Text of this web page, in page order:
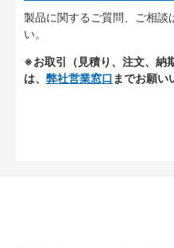
製品に関するご質問、ご相談
い。
※お取引（見積り、注文、納
は、 弊社営業窓口 までお願い